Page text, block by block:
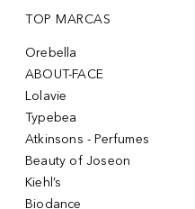
TOP MARCAS
Orebella
ABOUT-FACE
Lolavie
Typebea
Atkinsons - Perfumes
Beauty of Joseon
Kiehl’s
Biodance